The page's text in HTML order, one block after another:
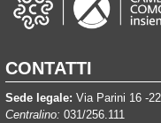
CONTATTI
Sede legale: Via Parini 16 -
Centralino: 031/256.111